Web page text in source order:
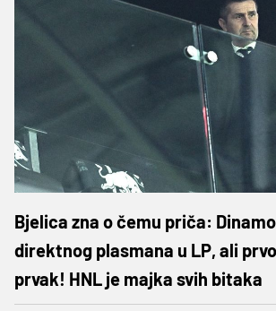
Bjelica zna o čemu priča:
direktnog plasmana u LP, ali
prvak! HNL je majka svih bitaka